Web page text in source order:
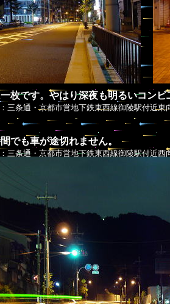
枚です。やはり深夜も明るいコンビ
三条通・京都市営地下鉄東西線御陵駅付
でも車が途切れません。
三条通・京都市営地下鉄東西線御陵駅付